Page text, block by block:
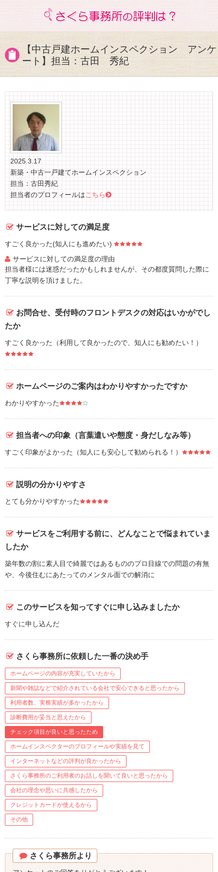
【中古戸建ホームインスペクション アンケ
ート】担当：古田 秀紀
2025.3.17
新築・中古一戸建てホームインスペクション
担当：古田秀紀
担当者のプロフィールはこちら
サービスに対しての満足度
すごく良かった(知人にも進めたい)
サービスに対しての満足度の理由
担当者様には迷惑だったかもしれませんが、その都度質問した際に
丁寧な説明を頂けました。
お問合せ、受付時のフロントデスクの対応はいかがでし
たか
すごく良かった（利用して良かったので、知人にも勧めたい！）
ホームページのご案内はわかりやすかったですか
わかりやすかった
担当者への印象（言葉遣いや態度・身だしなみ等）
すごく印象がよかった（知人にも安心して勧められる！）
説明の分かりやすさ
とても分かりやすかった
サービスをご利用する前に、どんなことで悩まれていま
したか
築年数の割に素人目で綺麗ではあるもののプロ目線での問題の有無
や、今後住むにあたってのメンタル面での解消に
このサービスを知ってすぐに申し込みましたか
すぐに申し込んだ
さくら事務所に依頼した一番の決め手
ホームページの内容が充実していたから
新聞や雑誌などで紹介されている会社で安心できると思ったから
利用者数、実務実績が多かったから
診断費用が妥当と思えたから
チェック項目が良いと思ったため
ホームインスペクターのプロフィールや実績を見て
インターネットなどの評判が良かったから
さくら事務所のご利用者のお話しを聞いて良いと思ったから
会社の理念や思いに共感したから
クレジットカードが使えるから
その他
さくら事務所より